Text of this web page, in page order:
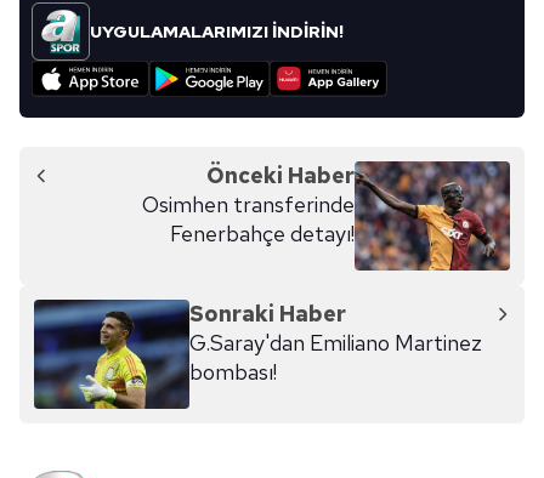
UYGULAMALARIMIZI İNDİRİN!
Önceki Haber
Osimhen transferinde
Fenerbahçe detayı!
Sonraki Haber
G.Saray'dan Emiliano Martinez
bombası!